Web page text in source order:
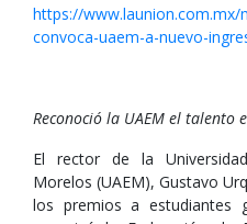
https://
convoca-uaem-a-nuevo-
Reconoció la UAEM el
El rector de la
Morelos (UAEM), Gustavo
los premios a estudiantes